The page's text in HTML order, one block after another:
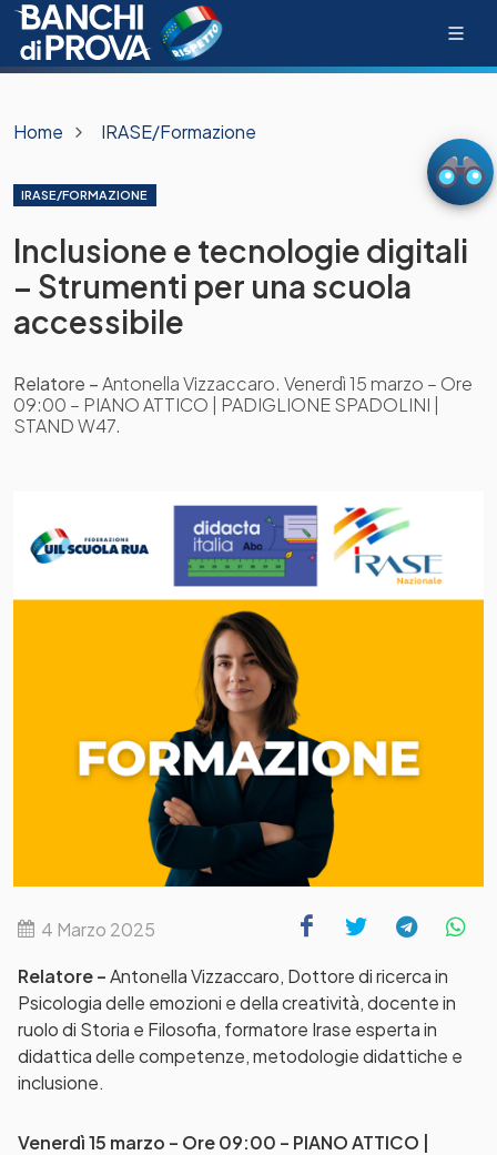
Home IRASE/Formazione
IRASE/FORMAZIONE
Inclusione e tecnologie digitali
– Strumenti per una scuola
accessibile
Relatore –Antonella Vizzaccaro. Venerdì 15 marzo – Ore
09:00 – PIANO ATTICO | PADIGLIONE SPADOLINI |
STAND W47.
4 Marzo 2025
Relatore –Antonella Vizzaccaro, Dottore di ricerca in
Psicologia delle emozioni e della creatività, docente in
ruolo di Storia e Filosofia, formatore Irase esperta in
didattica delle competenze, metodologie didattiche e
inclusione.
Venerdì 15 marzo – Ore 09:00 – PIANO ATTICO |